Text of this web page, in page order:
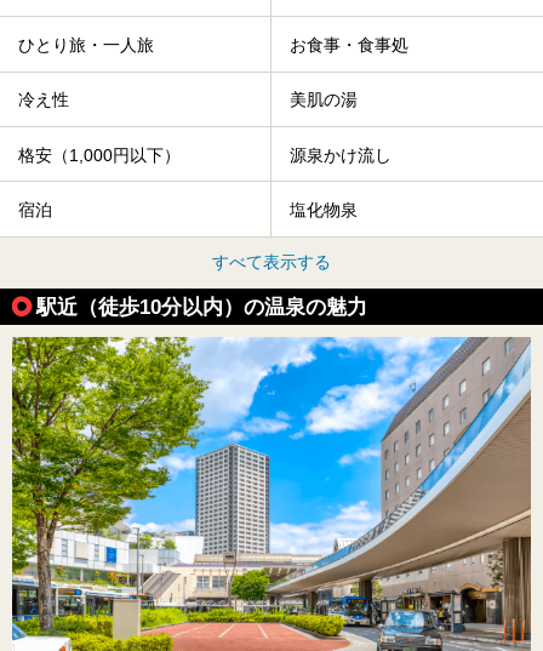
ひとり旅・一人旅 お食事・食事処
冷え性 美肌の湯
格安（1,000円以下） 源泉かけ流し
宿泊 塩化物泉
すべて表示する
駅近（徒歩10分以内）の温泉の魅力